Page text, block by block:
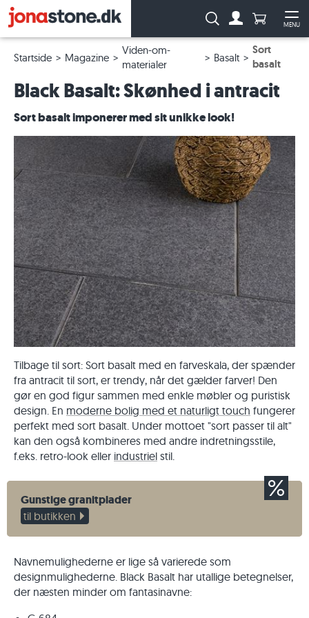
MENU
Søg: Antal
Startside Magazine
Viden-om-
materialer
Basalt
Sort
basalt
Black Basalt: Skønhed i antracit
Sort basalt imponerer med sit unikke look!
Tilbage til sort: Sort basalt med en farveskala, der spænder
fra antracit til sort, er trendy, når det gælder farver! Den
gør en god figur sammen med enkle møbler og puristisk
design. En moderne bolig med et naturligt touch fungerer
perfekt med sort basalt. Under mottoet "sort passer til alt"
kan den også kombineres med andre indretningsstile,
f.eks. retro-look eller industriel stil.
Gunstige granitplader
til butikken
Navnemulighederne er lige så varierede som
designmulighederne. Black Basalt har utallige betegnelser,
der næsten minder om fantasinavne: